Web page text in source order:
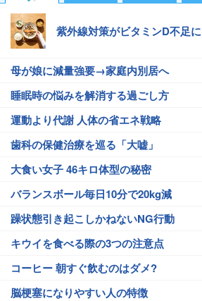
紫外線対策がビタミンD不足に
母が娘に減量強要→家庭内別居へ
睡眠時の悩みを解消する過ごし方
運動より代謝 人体の省エネ戦略
歯科の保健治療を巡る「大嘘」
大食い女子 46キロ体型の秘密
バランスボール毎日10分で20kg減
躁状態引き起こしかねないNG行動
キウイを食べる際の3つの注意点
コーヒー 朝すぐ飲むのはダメ?
脳梗塞になりやすい人の特徴